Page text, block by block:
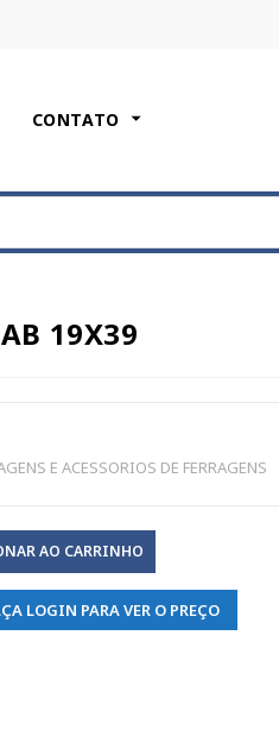
CONTATO
19X39
E ACESSORIOS DE FERRAGENS
AO CARRINHO
LOGIN PARA VER O PREÇO